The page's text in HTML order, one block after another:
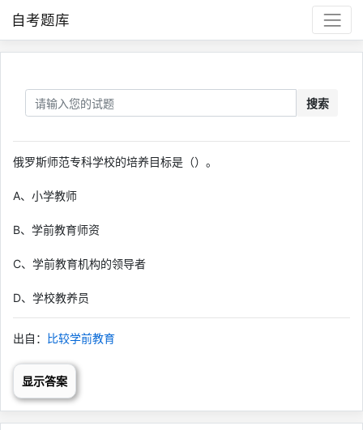
自考题库
搜索
俄罗斯师范专科学校的培养目标是（）。
A、小学教师
B、学前教育师资
C、学前教育机构的领导者
D、学校教养员
出自： 比较学前教育
显示答案